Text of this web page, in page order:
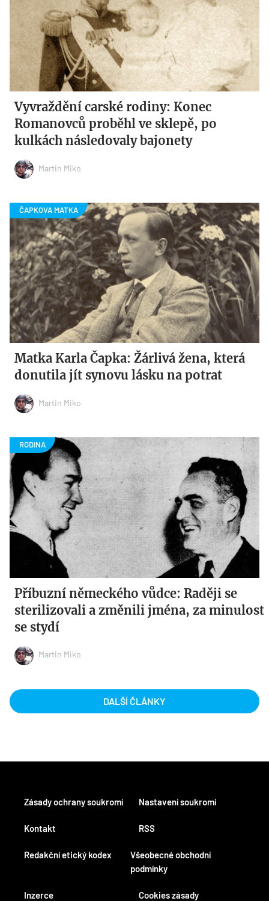
Vyvraždění carské rodiny: Konec
Romanovců proběhl ve sklepě, po
kulkách následovaly bajonety
Martin Miko
Matka Karla Čapka: Žárlivá žena, která
donutila jít synovu lásku na potrat
Martin Miko
Příbuzní německého vůdce: Raději se
sterilizovali a změnili jména, za minulost
se stydí
Martin Miko
DALŠÍ ČLÁNKY
Kontakt
Redakční etický kodex
Inzerce
RSS
Všeobecné obchodní
podmínky
Cookies zásady
Zásady ochrany soukromí Nastavení soukromí